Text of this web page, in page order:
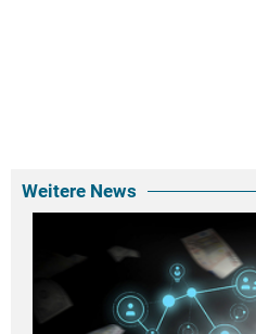
Weitere News